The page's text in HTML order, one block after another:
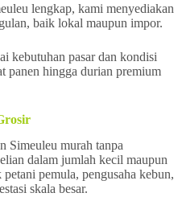
lengkap, kami menyediakan
baik lokal maupun impor.
kebutuhan pasar dan kondisi
panen hingga durian premium
Simeuleu murah tanpa
dalam jumlah kecil maupun
pemula, pengusaha kebun,
skala besar.